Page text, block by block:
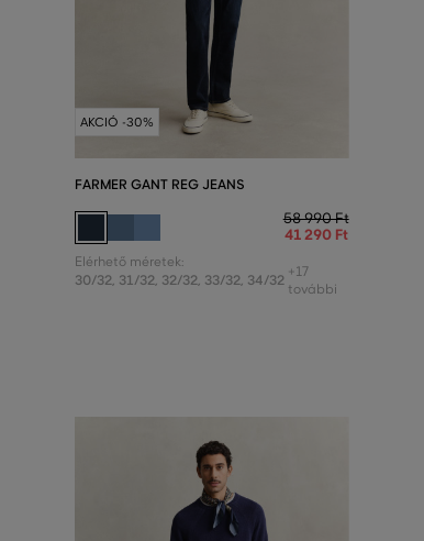
AKCIÓ -30%
FARMER GANT REG JEANS
58 990 Ft
41 290 Ft
Elérhető méretek:
30/32, 31/32, 32/32, 33/32, 34/32 +17
további